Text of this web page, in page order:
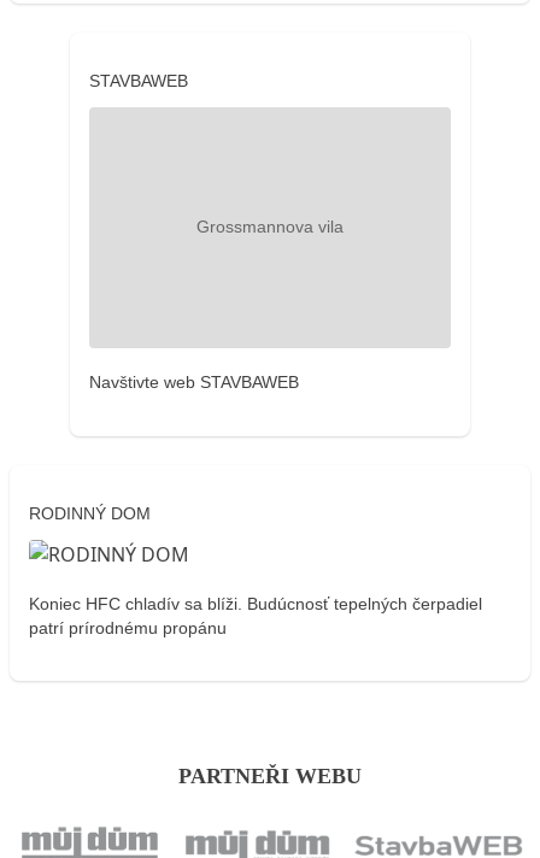
STAVBAWEB
Navštivte web STAVBAWEB
RODINNÝ DOM
Koniec HFC chladív sa blíži. Budúcnosť tepelných čerpadiel
patrí prírodnému propánu
PARTNEŘI WEBU